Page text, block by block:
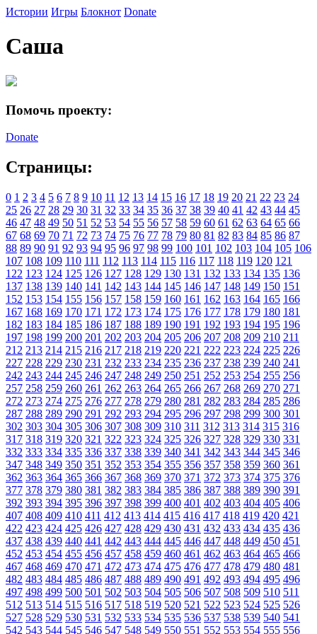
Истории Игры Блокнот Donate
Саша
Помочь проекту:
Donate
Страницы:
0 1 2 3 4 5 6 7 8 9 10 11 12 13 14 15 16 17 18 19 20 21 22 23 24
25 26 27 28 29 30 31 32 33 34 35 36 37 38 39 40 41 42 43 44 45
46 47 48 49 50 51 52 53 54 55 56 57 58 59 60 61 62 63 64 65 66
67 68 69 70 71 72 73 74 75 76 77 78 79 80 81 82 83 84 85 86 87
88 89 90 91 92 93 94 95 96 97 98 99 100 101 102 103 104 105 106
107 108 109 110 111 112 113 114 115 116 117 118 119 120 121
122 123 124 125 126 127 128 129 130 131 132 133 134 135 136
137 138 139 140 141 142 143 144 145 146 147 148 149 150 151
152 153 154 155 156 157 158 159 160 161 162 163 164 165 166
167 168 169 170 171 172 173 174 175 176 177 178 179 180 181
182 183 184 185 186 187 188 189 190 191 192 193 194 195 196
197 198 199 200 201 202 203 204 205 206 207 208 209 210 211
212 213 214 215 216 217 218 219 220 221 222 223 224 225 226
227 228 229 230 231 232 233 234 235 236 237 238 239 240 241
242 243 244 245 246 247 248 249 250 251 252 253 254 255 256
257 258 259 260 261 262 263 264 265 266 267 268 269 270 271
272 273 274 275 276 277 278 279 280 281 282 283 284 285 286
287 288 289 290 291 292 293 294 295 296 297 298 299 300 301
302 303 304 305 306 307 308 309 310 311 312 313 314 315 316
317 318 319 320 321 322 323 324 325 326 327 328 329 330 331
332 333 334 335 336 337 338 339 340 341 342 343 344 345 346
347 348 349 350 351 352 353 354 355 356 357 358 359 360 361
362 363 364 365 366 367 368 369 370 371 372 373 374 375 376
377 378 379 380 381 382 383 384 385 386 387 388 389 390 391
392 393 394 395 396 397 398 399 400 401 402 403 404 405 406
407 408 409 410 411 412 413 414 415 416 417 418 419 420 421
422 423 424 425 426 427 428 429 430 431 432 433 434 435 436
437 438 439 440 441 442 443 444 445 446 447 448 449 450 451
452 453 454 455 456 457 458 459 460 461 462 463 464 465 466
467 468 469 470 471 472 473 474 475 476 477 478 479 480 481
482 483 484 485 486 487 488 489 490 491 492 493 494 495 496
497 498 499 500 501 502 503 504 505 506 507 508 509 510 511
512 513 514 515 516 517 518 519 520 521 522 523 524 525 526
527 528 529 530 531 532 533 534 535 536 537 538 539 540 541
542 543 544 545 546 547 548 549 550 551 552 553 554 555 556